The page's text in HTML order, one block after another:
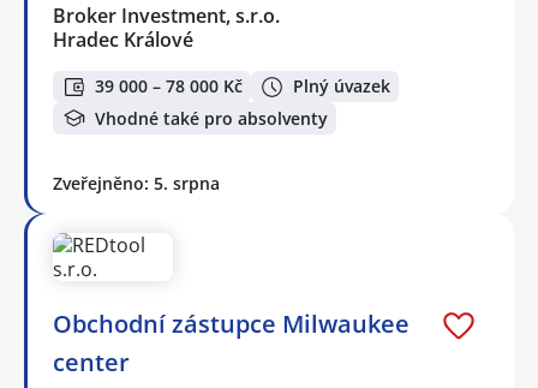
Broker Investment, s.r.o.
Hradec Králové
39 000 – 78 000 Kč
Plný úvazek
Vhodné také pro absolventy
Zveřejněno: 5. srpna
Obchodní zástupce Milwaukee
center